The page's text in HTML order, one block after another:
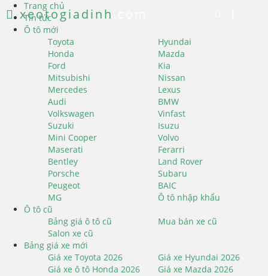
Trang chủ
Tin tức
Ô tô mới
Toyota
Hyundai
Honda
Mazda
Ford
Kia
Mitsubishi
Nissan
Mercedes
Lexus
Audi
BMW
Volkswagen
Vinfast
Suzuki
Isuzu
Mini Cooper
Volvo
Maserati
Ferarri
Bentley
Land Rover
Porsche
Subaru
Peugeot
BAIC
MG
Ô tô nhập khẩu
Ô tô cũ
Bảng giá ô tô cũ
Mua bán xe cũ
Salon xe cũ
Bảng giá xe mới
Giá xe Toyota 2026
Giá xe Hyundai 2026
Giá xe ô tô Honda 2026
Giá xe Mazda 2026
xeotogiadinh